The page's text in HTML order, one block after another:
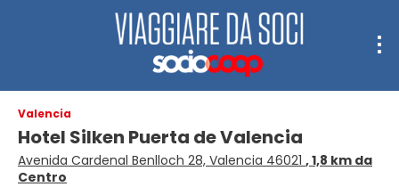
Valencia
Hotel Silken Puerta de Valencia
Avenida Cardenal Benlloch 28, Valencia 46021 , 1,8 km da
Centro